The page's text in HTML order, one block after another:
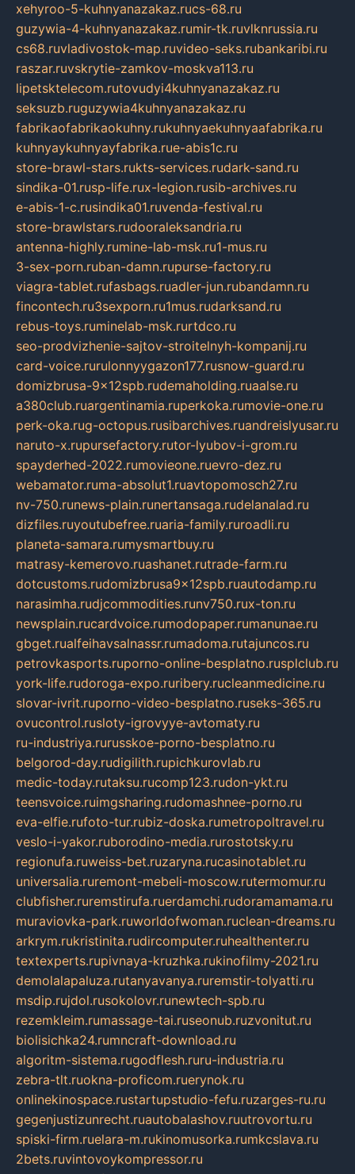
xehyroo-5-kuhnyanazakaz.rucs-68.ru
guzywia-4-kuhnyanazakaz.rumir-tk.ruvlknrussia.ru
cs68.ruvladivostok-map.ruvideo-seks.rubankaribi.ru
raszar.ruvskrytie-zamkov-moskva113.ru
lipetsktelecom.rutovudyi4kuhnyanazakaz.ru
seksuzb.ruguzywia4kuhnyanazakaz.ru
fabrikaofabrikaokuhny.rukuhnyaekuhnyaafabrika.ru
kuhnyaykuhnyayfabrika.rue-abis1c.ru
store-brawl-stars.rukts-services.rudark-sand.ru
sindika-01.rusp-life.rux-legion.rusib-archives.ru
e-abis-1-c.rusindika01.ruvenda-festival.ru
store-brawlstars.rudooraleksandria.ru
antenna-highly.rumine-lab-msk.ru1-mus.ru
3-sex-porn.ruban-damn.rupurse-factory.ru
viagra-tablet.rufasbags.ruadler-jun.rubandamn.ru
fincontech.ru3sexporn.ru1mus.rudarksand.ru
rebus-toys.ruminelab-msk.rurtdco.ru
seo-prodvizhenie-sajtov-stroitelnyh-kompanij.ru
card-voice.rurulonnyygazon177.rusnow-guard.ru
domizbrusa-9x12spb.rudemaholding.ruaalse.ru
a380club.ruargentinamia.ruperkoka.rumovie-one.ru
perk-oka.rug-octopus.rusibarchives.ruandreislyusar.ru
naruto-x.rupursefactory.rutor-lyubov-i-grom.ru
spayderhed-2022.rumovieone.ruevro-dez.ru
webamator.ruma-absolut1.ruavtopomosch27.ru
nv-750.runews-plain.runertansaga.rudelanalad.ru
dizfiles.ruyoutubefree.ruaria-family.ruroadli.ru
planeta-samara.rumysmartbuy.ru
matrasy-kemerovo.ruashanet.rutrade-farm.ru
dotcustoms.rudomizbrusa9x12spb.ruautodamp.ru
narasimha.rudjcommodities.runv750.rux-ton.ru
newsplain.rucardvoice.rumodopaper.rumanunae.ru
gbget.rualfeihavsalnassr.rumadoma.rutajuncos.ru
petrovkasports.ruporno-online-besplatno.rusplclub.ru
york-life.rudoroga-expo.ruribery.rucleanmedicine.ru
slovar-ivrit.ruporno-video-besplatno.ruseks-365.ru
ovucontrol.rusloty-igrovyye-avtomaty.ru
ru-industriya.rurusskoe-porno-besplatno.ru
belgorod-day.rudigilith.rupichkurovlab.ru
medic-today.rutaksu.rucomp123.rudon-ykt.ru
teensvoice.ruimgsharing.rudomashnee-porno.ru
eva-elfie.rufoto-tur.rubiz-doska.rumetropoltravel.ru
veslo-i-yakor.ruborodino-media.rurostotsky.ru
regionufa.ruweiss-bet.ruzaryna.rucasinotablet.ru
universalia.ruremont-mebeli-moscow.rutermomur.ru
clubfisher.ruremstirufa.ruerdamchi.rudoramamama.ru
muraviovka-park.ruworldofwoman.ruclean-dreams.ru
arkrym.rukristinita.rudircomputer.ruhealthenter.ru
textexperts.rupivnaya-kruzhka.rukinofilmy-2021.ru
demolalapaluza.rutanyavanya.ruremstir-tolyatti.ru
msdip.rujdol.rusokolovr.runewtech-spb.ru
rezemkleim.rumassage-tai.ruseonub.ruzvonitut.ru
biolisichka24.rumncraft-download.ru
algoritm-sistema.rugodflesh.ruru-industria.ru
zebra-tlt.ruokna-proficom.ruerynok.ru
onlinekinospace.rustartupstudio-fefu.ruzarges-ru.ru
gegenjustizunrecht.ruautobalashov.ruutrovortu.ru
spiski-firm.ruelara-m.rukinomusorka.rumkcslava.ru
2bets.ruvintovoykompressor.ru